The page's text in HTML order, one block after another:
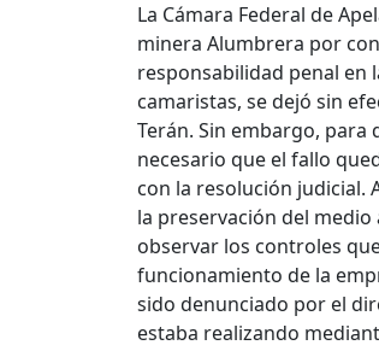
La Cámara Federal de
minera Alumbrera por
responsabilidad penal en
camaristas, se dejó sin
Terán. Sin embargo, para
necesario que el fallo
con la resolución judicial.
la preservación del
observar los controles
funcionamiento de la
sido denunciado por el
estaba realizando